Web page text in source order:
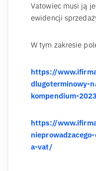
Vatowiec musi ją
ewidencji
W tym zakresie
https://
dlugoterminowy-
kompendium-
https://
a-vat/